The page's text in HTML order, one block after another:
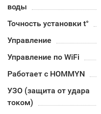
воды
Точность установки t°
Управление
Управление по WiFi
Работает с HOMMYN
УЗО (защита от удара
током)